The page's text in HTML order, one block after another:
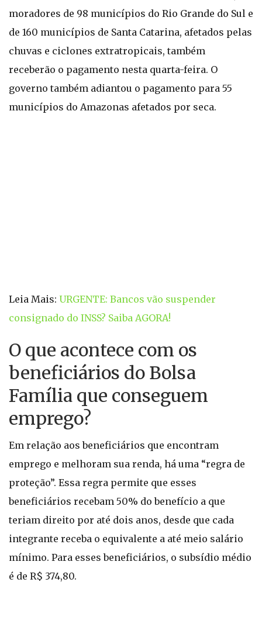
moradores de 98 municípios do Rio Grande do Sul e
de 160 municípios de Santa Catarina, afetados pelas
chuvas e ciclones extratropicais, também
receberão o pagamento nesta quarta-feira. O
governo também adiantou o pagamento para 55
municípios do Amazonas afetados por seca.
Leia Mais: URGENTE: Bancos vão suspender
consignado do INSS? Saiba AGORA!
O que acontece com os
beneficiários do Bolsa
Família que conseguem
emprego?
Em relação aos beneficiários que encontram
emprego e melhoram sua renda, há uma “regra de
proteção”. Essa regra permite que esses
beneficiários recebam 50% do benefício a que
teriam direito por até dois anos, desde que cada
integrante receba o equivalente a até meio salário
mínimo. Para esses beneficiários, o subsídio médio
é de R$ 374,80.